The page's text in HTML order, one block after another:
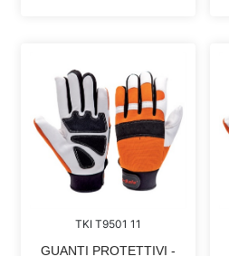
TKI T9501 11
GUANTI PROTETTIVI -